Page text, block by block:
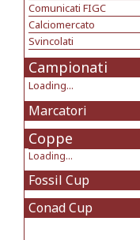
Comunicati FIGC
Calciomercato
Svincolati
Campionati
Loading...
Marcatori
Coppe
Loading...
Fossil Cup
Conad Cup